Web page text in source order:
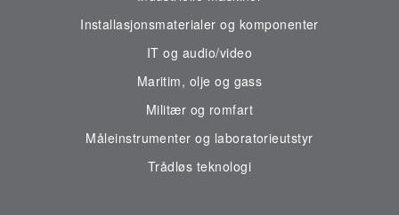
Installasjonsmaterialer og komponenter
IT og audio/video
Maritim, olje og gass
Militær og romfart
Måleinstrumenter og laboratorieutstyr
Trådløs teknologi